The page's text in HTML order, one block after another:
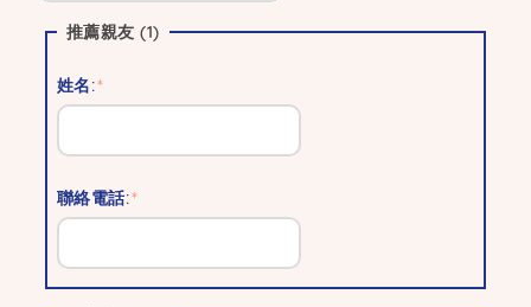
推薦親友 (1)
姓名:
聯絡電話: